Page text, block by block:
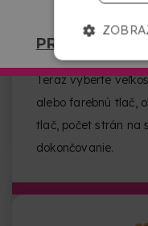
PREJDITE NA
VYBERTE
Teraz vyberte
alebo farebnú tlač,
tlač, počet strán na
dokončovanie.